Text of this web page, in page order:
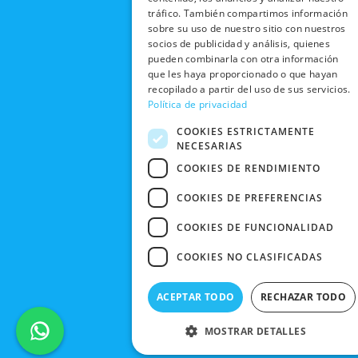
m
CON
NOSOTROS
NUESTRAS
TIENDAS
BLACK
CONTACTO
EN TIENDA
DEVOLUCIONES
Y CAMBIOS
CANCELAR
PEDIDO
PRIVACIDAD
CONDICIONES
DE COMPRA
tráfico. También compartimos información
sobre su uso de nuestro sitio con nuestros
socios de publicidad y análisis, quienes
pueden combinarla con otra información
que les haya proporcionado o que hayan
recopilado a partir del uso de sus servicios.
Política de privacidad
COOKIES ESTRICTAMENTE
NECESARIAS
COOKIES DE RENDIMIENTO
COOKIES DE PREFERENCIAS
COOKIES DE FUNCIONALIDAD
COOKIES NO CLASIFICADAS
ACEPTAR TODO RECHAZAR TODO
MOSTRAR DETALLES